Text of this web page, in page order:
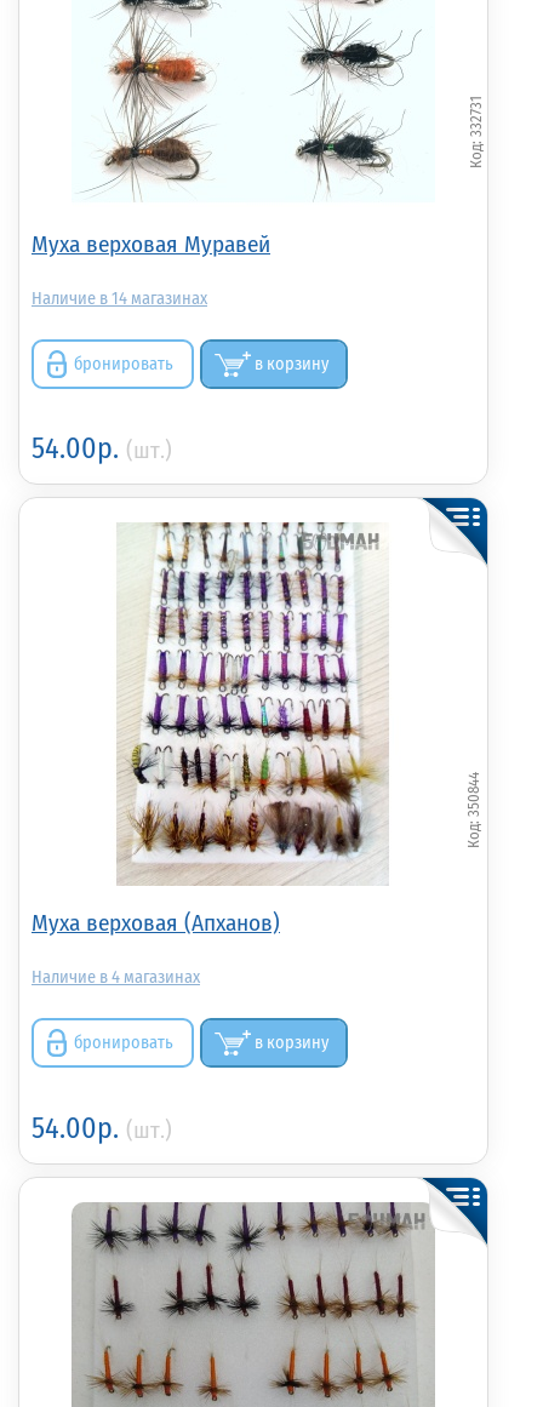
Муха верховая Муравей
332731
14
бронировать в корзину
54.00р. (шт.)
Муха верховая (Апханов)
350844
4
бронировать в корзину
54.00р. (шт.)